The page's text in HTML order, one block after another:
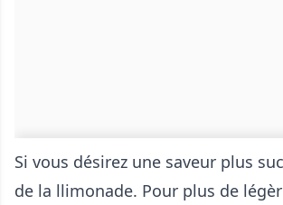
Si vous désirez une saveur plus
de la llimonade. Pour plus de